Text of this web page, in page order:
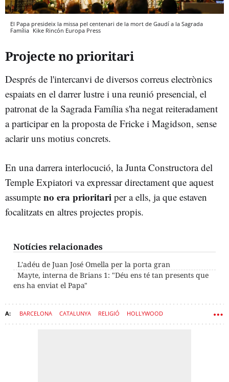
El Papa presideix la missa pel centenari de la mort de Gaudí a la Sagrada
Família Kike Rincón Europa Press
Projecte no prioritari
Després de l'intercanvi de diversos correus electrònics
espaiats en el darrer lustre i una reunió presencial, el
patronat de la Sagrada Família s'ha negat reiteradament
a participar en la proposta de Fricke i Magidson, sense
aclarir uns motius concrets.
En una darrera interlocució, la Junta Constructora del
Temple Expiatori va expressar directament que aquest
assumpte no era prioritari per a ells, ja que estaven
focalitzats en altres projectes propis.
Notícies relacionades
L'adéu de Juan José Omella per la porta gran
Mayte, interna de Brians 1: "Déu ens té tan presents que
ens ha enviat el Papa"
BARCELONA CATALUNYA RELIGIÓ HOLLYWOOD